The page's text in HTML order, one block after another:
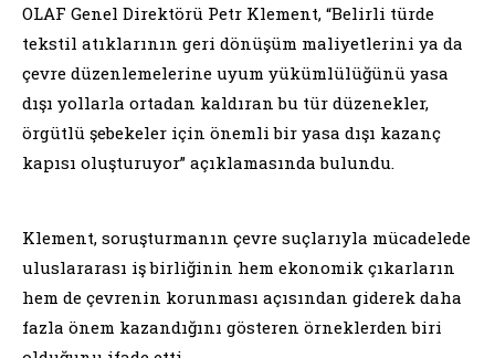
OLAF Genel Direktörü Petr Klement, “Belirli türde
tekstil atıklarının geri dönüşüm maliyetlerini ya da
çevre düzenlemelerine uyum yükümlülüğünü yasa
dışı yollarla ortadan kaldıran bu tür düzenekler,
örgütlü şebekeler için önemli bir yasa dışı kazanç
kapısı oluşturuyor” açıklamasında bulundu.
Klement, soruşturmanın çevre suçlarıyla mücadelede
uluslararası iş birliğinin hem ekonomik çıkarların
hem de çevrenin korunması açısından giderek daha
fazla önem kazandığını gösteren örneklerden biri